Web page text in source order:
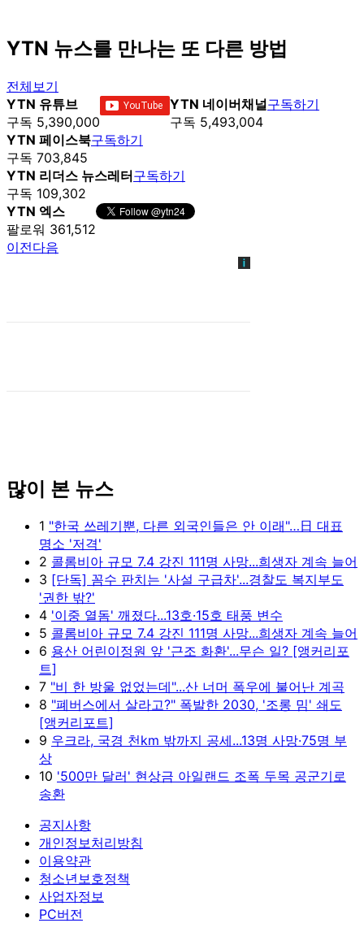
YTN 뉴스를 만나는 또 다른 방법
전체보기
YTN 유튜브
구독 5,390,000
YTN 네이버채널
구독 5,493,004
구독하기
YTN 페이스북
구독 703,845
구독하기
YTN 리더스 뉴스레터
구독 109,302
구독하기
YTN 엑스
팔로워 361,512
이전다음
많이 본 뉴스
1 "한국 쓰레기뿐, 다른 외국인들은 안 이래"…日 대표
명소 '저격'
2 콜롬비아 규모 7.4 강진 111명 사망...희생자 계속 늘어
3 [단독] 꼼수 판치는 '사설 구급차'...경찰도 복지부도
'권한 밖?'
4 '이중 열돔' 깨졌다...13호·15호 태풍 변수
5 콜롬비아 규모 7.4 강진 111명 사망...희생자 계속 늘어
6 용산 어린이정원 앞 '근조 화환'...무슨 일? [앵커리포
트]
7 "비 한 방울 없었는데"...산 너머 폭우에 불어난 계곡
8 "폐버스에서 살라고?" 폭발한 2030, '조롱 밈' 쇄도
[앵커리포트]
9 우크라, 국경 천km 밖까지 공세...13명 사망·75명 부
상
10 '500만 달러' 현상금 아일랜드 조폭 두목 공군기로
송환
공지사항
개인정보처리방침
이용약관
청소년보호정책
사업자정보
PC버전